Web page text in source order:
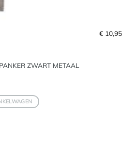
ZWART METAAL
€ 10,95